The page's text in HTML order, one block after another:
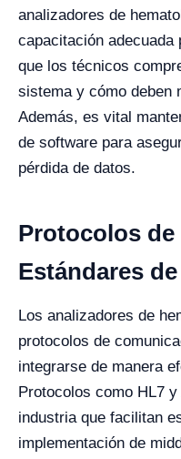
analizadores de
capacitación
que los técnicos
sistema y cómo deben
Además, es vital
de software para
pérdida de datos.
Protocolos
Estándares
Los analizadores de
protocolos de
integrarse de manera
Protocolos como HL7
industria que facilitan
implementación de